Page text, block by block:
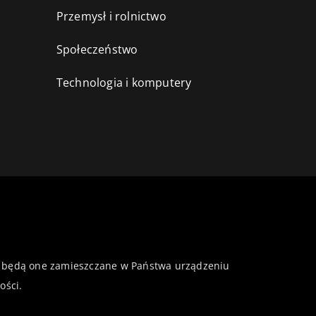
Przemysł i rolnictwo
Społeczeństwo
Technologia i komputery
one zamieszczane w Państwa urządzeniu
.